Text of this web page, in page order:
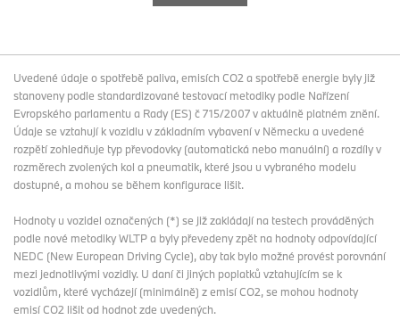
Uvedené údaje o spotřebě paliva, emisích CO2 a spotřebě energie byly již
stanoveny podle standardizované testovací metodiky podle Nařízení
Evropského parlamentu a Rady (ES) č 715/2007 v aktuálně platném znění.
Údaje se vztahují k vozidlu v základním vybavení v Německu a uvedené
rozpětí zohledňuje typ převodovky (automatická nebo manuální) a rozdíly v
rozměrech zvolených kol a pneumatik, které jsou u vybraného modelu
dostupné, a mohou se během konfigurace lišit.
Hodnoty u vozidel označených (*) se již zakládají na testech prováděných
podle nové metodiky WLTP a byly převedeny zpět na hodnoty odpovídající
NEDC (New European Driving Cycle), aby tak bylo možné provést porovnání
mezi jednotlivými vozidly. U daní či jiných poplatků vztahujícím se k
vozidlům, které vycházejí (minimálně) z emisí CO2, se mohou hodnoty
emisí CO2 lišit od hodnot zde uvedených.